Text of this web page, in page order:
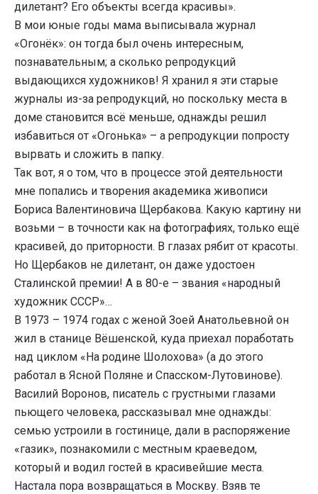
дилетант? Его объекты всегда красивы».
В мои юные годы мама выписывала журнал
«Огонёк»: он тогда был очень интересным,
познавательным; а сколько репродукций
выдающихся художников! Я хранил я эти старые
журналы из-за репродукций, но поскольку места в
доме становится всё меньше, однажды решил
избавиться от «Огонька» – а репродукции попросту
вырвать и сложить в папку.
Так вот, я о том, что в процессе этой деятельности
мне попались и творения академика живописи
Бориса Валентиновича Щербакова. Какую картину ни
возьми – в точности как на фотографиях, только ещё
красивей, до приторности. В глазах рябит от красоты.
Но Щербаков не дилетант, он даже удостоен
Сталинской премии! А в 80-е – звания «народный
художник СССР»…
В 1973 – 1974 годах с женой Зоей Анатольевной он
жил в станице Вёшенской, куда приехал поработать
над циклом «На родине Шолохова» (а до этого
работал в Ясной Поляне и Спасском-Лутовинове).
Василий Воронов, писатель с грустными глазами
пьющего человека, рассказывал мне однажды:
семью устроили в гостинице, дали в распоряжение
«газик», познакомили с местным краеведом,
который и водил гостей в красивейшие места.
Настала пора возвращаться в Москву. Взяв те